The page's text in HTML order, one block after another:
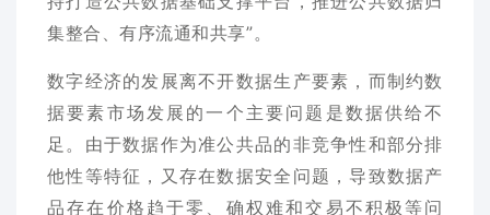
集整合、有序流通和共享”。
数字经济的发展离不开数据生产要素，而制约数
据要素市场发展的一个主要问题是数据供给不
足。由于数据作为准公共品的非竞争性和部分排
他性等特征，又存在数据安全问题，导致数据产
品存在价格趋于零、确权难和交易不积极等问